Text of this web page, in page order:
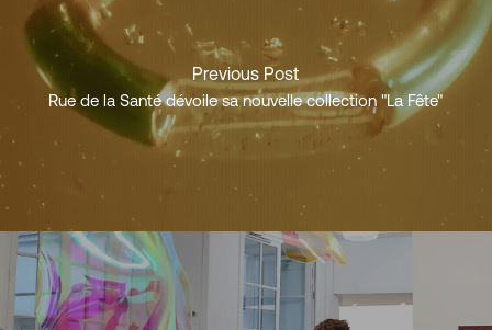
Previous Post
Rue de la Santé dévoile sa nouvelle collection "La Fête"